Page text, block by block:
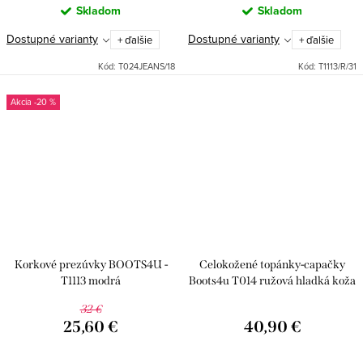
Skladom
Dostupné varianty
+ ďalšie
Kód: T024JEANS/18
Skladom
Dostupné varianty
+ ďalšie
Kód: T1113/R/31
-20 %
Korkové prezúvky BOOTS4U -
T1113 modrá
32 €
25,60 €
Celokožené topánky-capačky
Boots4u T014 ružová hladká koža
40,90 €